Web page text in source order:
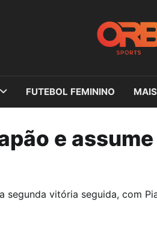
FUTEBOL FEMININO
e
segunda vitória seguida, com